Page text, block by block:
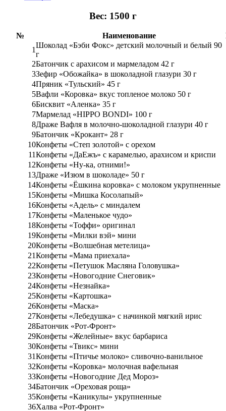
Вес: 1500 г
№ Наименование
1
Шоколад «Бэби Фокс» детский молочный и белый 90
г
2Батончик с арахисом и мармеладом 42 г
3Зефир «Обожайка» в шоколадной глазури 30 г
4Пряник «Тульский» 45 г
5Вафли «Коровка» вкус топленое молоко 50 г
6Бисквит «Аленка» 35 г
7Мармелад «HIPPO BONDI» 100 г
8Драже Вафля в молочно-шоколадной глазури 40 г
9Батончик «Крокант» 28 г
10Конфеты «Степ золотой» с орехом
11Конфеты «ДаЕжъ» с карамелью, арахисом и криспи
12Конфеты «Ну-ка, отними!»
13Драже «Изюм в шоколаде» 50 г
14Конфеты «Ёшкина коровка» с молоком укрупненные
15Конфеты «Мишка Косолапый»
16Конфеты «Адель» с миндалем
17Конфеты «Маленькое чудо»
18Конфеты «Тоффи» оригинал
19Конфеты «Милки вэй» мини
20Конфеты «Волшебная метелица»
21Конфеты «Мама приехала»
22Конфеты «Петушок Масляна Головушка»
23Конфеты «Новогодние Снеговик»
24Конфеты «Незнайка»
25Конфеты «Картошка»
26Конфеты «Маска»
27Конфеты «Лебедушка» с начинкой мягкий ирис
28Батончик «Рот-Фронт»
29Конфеты «Желейные» вкус барбариса
30Конфеты «Твикс» мини
31Конфеты «Птичье молоко» сливочно-ванильное
32Конфеты «Коровка» молочная вафельная
33Конфеты «Новогодние Дед Мороз»
34Батончик «Ореховая роща»
35Конфеты «Каникулы» укрупненные
36Халва «Рот-Фронт»